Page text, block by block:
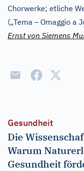
Chorwerke; etliche
(„Tema–Omaggio a
Ernst von Siemens
Gesundheit
Die
Warum
Gesundheit